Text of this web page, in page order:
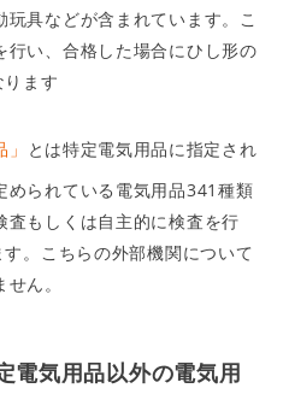
具などが含まれています。こ
い、合格した場合にひし形の
ります
とは特定電気用品に指定され
められている電気用品341種類
査もしくは自主的に検査を行
。こちらの外部機関について
ん。
電気用品以外の電気用